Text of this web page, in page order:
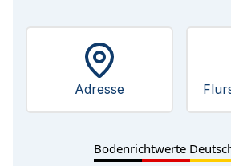
Adresse
Bodenrichtwerte